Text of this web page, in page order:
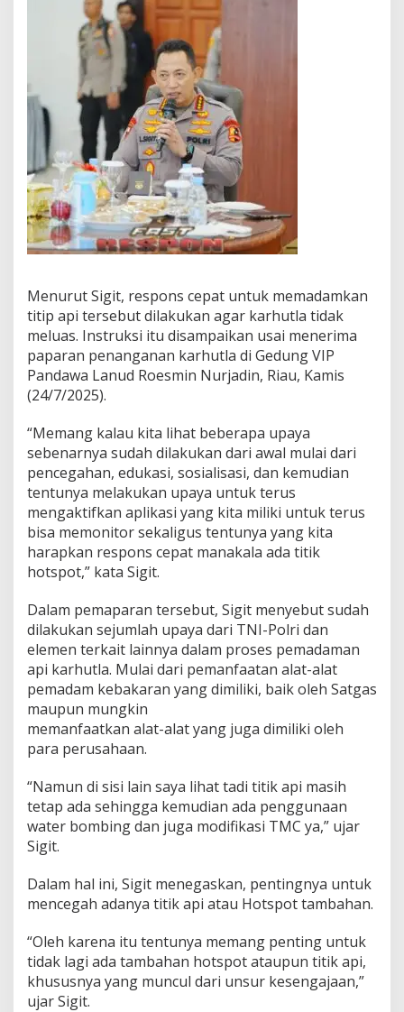
Menurut Sigit, respons cepat untuk memadamkan
titip api tersebut dilakukan agar karhutla tidak
meluas. Instruksi itu disampaikan usai menerima
paparan penanganan karhutla di Gedung VIP
Pandawa Lanud Roesmin Nurjadin, Riau, Kamis
(24/7/2025).
“Memang kalau kita lihat beberapa upaya
sebenarnya sudah dilakukan dari awal mulai dari
pencegahan, edukasi, sosialisasi, dan kemudian
tentunya melakukan upaya untuk terus
mengaktifkan aplikasi yang kita miliki untuk terus
bisa memonitor sekaligus tentunya yang kita
harapkan respons cepat manakala ada titik
hotspot,” kata Sigit.
Dalam pemaparan tersebut, Sigit menyebut sudah
dilakukan sejumlah upaya dari TNI-Polri dan
elemen terkait lainnya dalam proses pemadaman
api karhutla. Mulai dari pemanfaatan alat-alat
pemadam kebakaran yang dimiliki, baik oleh Satgas
maupun mungkin
memanfaatkan alat-alat yang juga dimiliki oleh
para perusahaan.
“Namun di sisi lain saya lihat tadi titik api masih
tetap ada sehingga kemudian ada penggunaan
water bombing dan juga modifikasi TMC ya,” ujar
Sigit.
Dalam hal ini, Sigit menegaskan, pentingnya untuk
mencegah adanya titik api atau Hotspot tambahan.
“Oleh karena itu tentunya memang penting untuk
tidak lagi ada tambahan hotspot ataupun titik api,
khususnya yang muncul dari unsur kesengajaan,”
ujar Sigit.